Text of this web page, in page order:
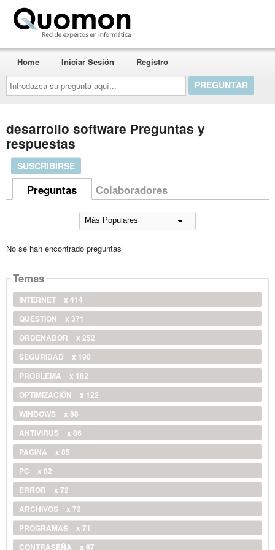
Introduzca
su
pregunta
aquí...
Home Iniciar Sesión Registro
desarrollo software Preguntas y
respuestas
SUSCRIBIRSE
Preguntas Colaboradores
No se han encontrado preguntas
Temas
INTERNET
x 414
QUESTION
x 371
ORDENADOR
x 252
SEGURIDAD
x 190
PROBLEMA
x 182
OPTIMIZACIÓN
x 122
WINDOWS
x 88
ANTIVIRUS
x 86
PAGINA
x 85
PC
x 82
ERROR
x 72
ARCHIVOS
x 72
PROGRAMAS
x 71
CONTRASEÑA
x 67